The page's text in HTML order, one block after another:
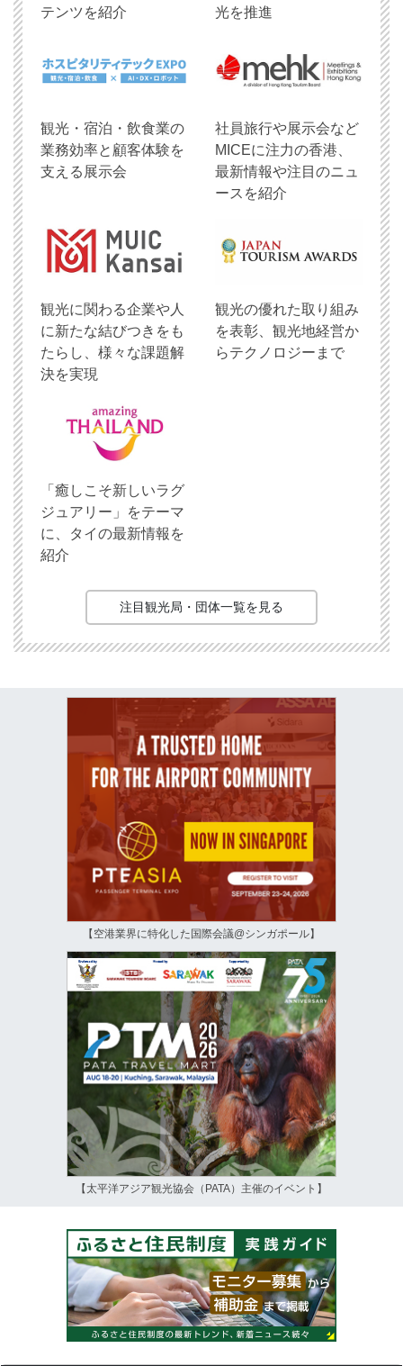
テンツを紹介
光を推進
観光・宿泊・飲食業の
業務効率と顧客体験を
支える展示会
社員旅行や展示会など
MICEに注力の香港、
最新情報や注目のニュ
ースを紹介
観光に関わる企業や人
に新たな結びつきをも
たらし、様々な課題解
決を実現
観光の優れた取り組み
を表彰、観光地経営か
らテクノロジーまで
「癒しこそ新しいラグ
ジュアリー」をテーマ
に、タイの最新情報を
紹介
注目観光局・団体一覧を見る
【空港業界に特化した国際会議@シンガポール】
【太平洋アジア観光協会（PATA）主催のイベント】